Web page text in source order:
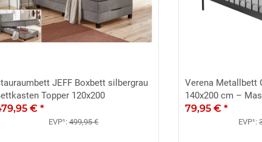
JEFF Boxbett silbergrau
Topper 120x200
€ *
EVP¹:499,95 €
Verena Metallbett
140x200 cm –
79,95 € *
EVP¹: